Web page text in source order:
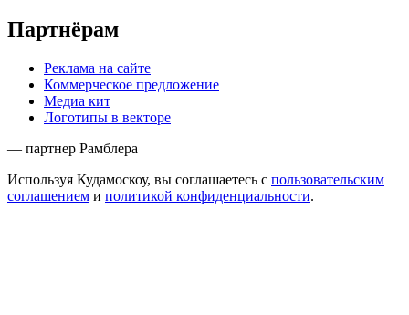
Партнёрам
Реклама на сайте
Коммерческое предложение
Медиа кит
Логотипы в векторе
— партнер Рамблера
Используя Кудамоскоу, вы соглашаетесь с пользовательским
соглашением и политикой конфиденциальности.